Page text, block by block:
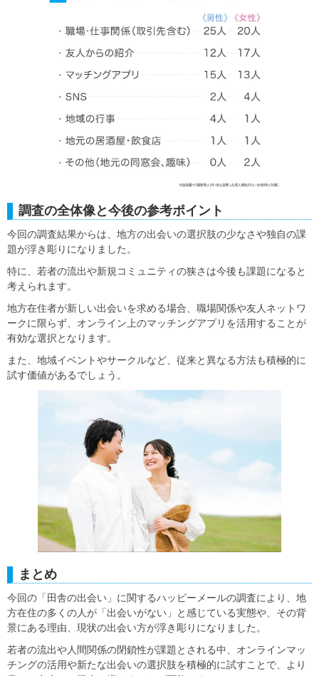
調査の全体像と今後の参考ポイント
今回の調査結果からは、地方の出会いの選択肢の少なさや独自の課
題が浮き彫りになりました。
特に、若者の流出や新規コミュニティの狭さは今後も課題になると
考えられます。
地方在住者が新しい出会いを求める場合、職場関係や友人ネットワ
ークに限らず、オンライン上のマッチングアプリを活用することが
有効な選択となります。
また、地域イベントやサークルなど、従来と異なる方法も積極的に
試す価値があるでしょう。
まとめ
今回の「田舎の出会い」に関するハッピーメールの調査により、地
方在住の多くの人が「出会いがない」と感じている実態や、その背
景にある理由、現状の出会い方が浮き彫りになりました。
若者の流出や人間関係の閉鎖性が課題とされる中、オンラインマッ
チングの活用や新たな出会いの選択肢を積極的に試すことで、より